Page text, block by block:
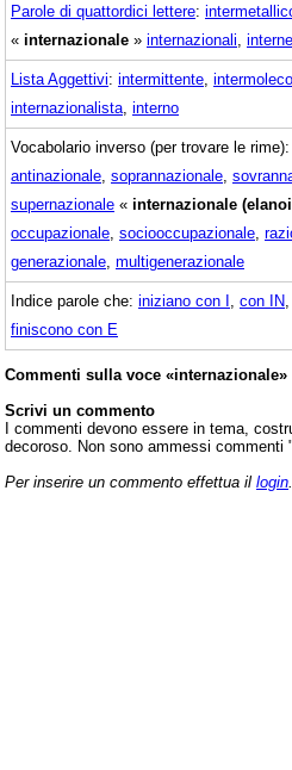
Parole di quattordici lettere:
« internazionale » internazionali
Lista Aggettivi: intermittente
internazionalista interno
Vocabolario inverso (per trovare le rime):
antinazionale soprannazionale
supernazionale « internazionale
occupazionale sociooccupazionale
generazionale multigenerazionale
Indice parole che: iniziano con I con IN
finiscono con E
Commenti sulla voce «internazionale»
Scrivi un commento
I commenti devono essere in tema,
decoroso. Non sono ammessi commenti
Per inserire un commento effettua il login